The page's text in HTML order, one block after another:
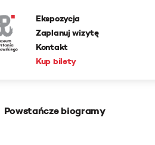
Ekspozycja
Zaplanuj wizytę
Kontakt
Kup bilety
Powstańcze biogramy